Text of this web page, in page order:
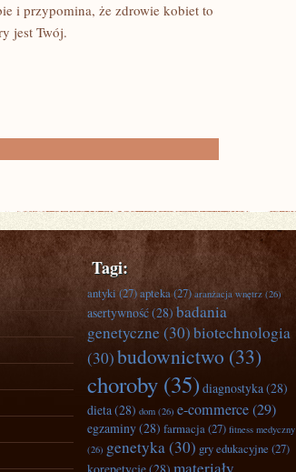
i przypomina, że zdrowie kobiet to
jest Twój.
Tagi:
antyki(27)apteka(27) aranżacja wnętrz (26)
asertywność(28) badania
genetyczne (30)biotechnologia
(30)budownictwo (33)
choroby (35) diagnostyka(28)
dieta(28) dom (26) e-commerce(29)
egzaminy(28) farmacja(27) fitness medyczny
(26) genetyka(30) gry edukacyjne (27)